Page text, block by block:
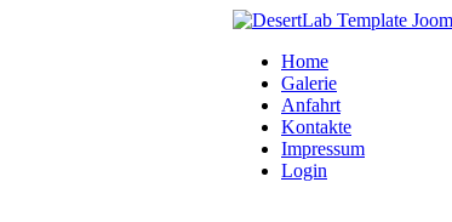
Home
Galerie
Anfahrt
Kontakte
Impressum
Login